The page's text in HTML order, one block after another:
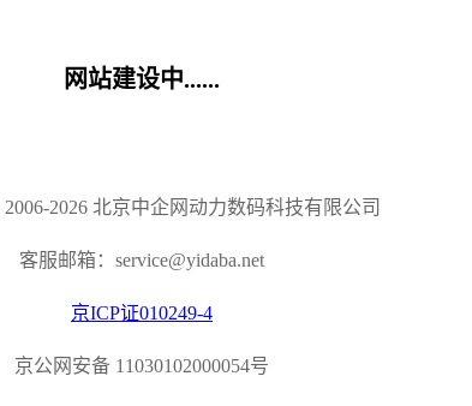
网站建设中......
2026 北京中企网动力数码科技有限公司
客服邮箱：service@yidaba.net
京ICP证010249-4
京公网安备 11030102000054号